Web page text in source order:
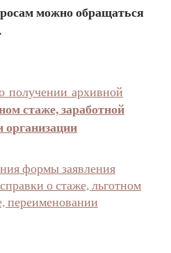
можно обращаться
получении архивной
стаже, заработной
организации
формы заявления
о стаже, льготном
переименовании